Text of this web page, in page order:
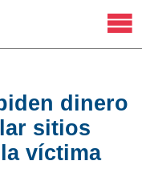
dinero
sitios
víctima